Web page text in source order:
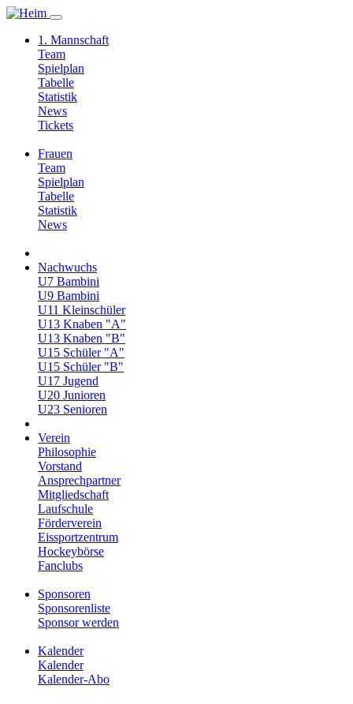
1. Mannschaft
Team
Spielplan
Tabelle
Statistik
News
Tickets
Frauen
Team
Spielplan
Tabelle
Statistik
News
Nachwuchs
U7 Bambini
U9 Bambini
U11 Kleinschüler
U13 Knaben "A"
U13 Knaben "B"
U15 Schüler "A"
U15 Schüler "B"
U17 Jugend
U20 Junioren
U23 Senioren
Verein
Philosophie
Vorstand
Ansprechpartner
Mitgliedschaft
Laufschule
Förderverein
Eissportzentrum
Hockeybörse
Fanclubs
Sponsoren
Sponsorenliste
Sponsor werden
Kalender
Kalender
Kalender-Abo